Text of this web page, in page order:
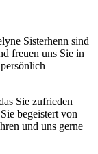
Sisterhenn sind
freuen uns Sie in
Sie zufrieden
begeistert von
und uns gerne